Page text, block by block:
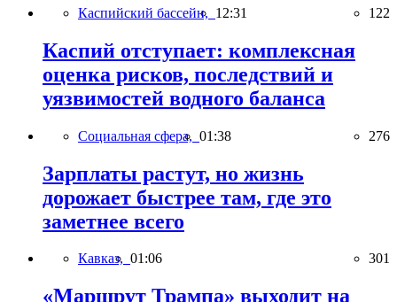
Каспийский бассейн, 12:31 122
Каспий отступает: комплексная
оценка рисков, последствий и
уязвимостей водного баланса
Социальная сфера, 01:38 276
Зарплаты растут, но жизнь
дорожает быстрее там, где это
заметнее всего
Кавказ, 01:06 301
«Маршрут Трампа» выходит на